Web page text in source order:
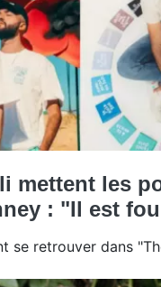
mettent les
: "Il est
se retrouver dans